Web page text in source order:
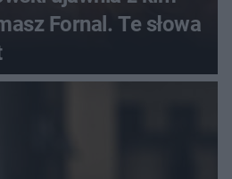
Fornal. Te słowa